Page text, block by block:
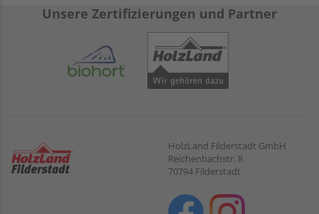
Unsere Zertifizierungen und Partner
HolzLand Filderstadt GmbH
Reichenbachstr. 8
70794 Filderstadt